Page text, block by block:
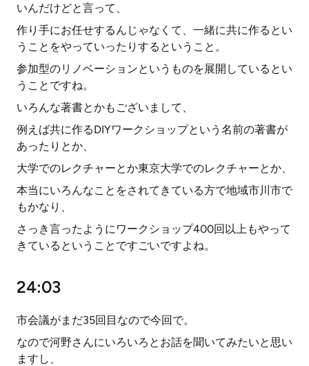
いんだけどと言って、
作り手にお任せするんじゃなくて、一緒に共に作るとい
うことをやっていったりするということ。
参加型のリノベーションというものを展開しているとい
うことですね。
いろんな著書とかもございまして、
例えば共に作るDIYワークショップという名前の著書が
あったりとか、
大学でのレクチャーとか東京大学でのレクチャーとか、
本当にいろんなことをされてきている方で地域市川市で
もかなり、
さっき言ったようにワークショップ400回以上もやって
きているということですごいですよね。
24:03
市会議がまだ35回目なので今回で。
なので河野さんにいろいろとお話を聞いてみたいと思い
ますし、